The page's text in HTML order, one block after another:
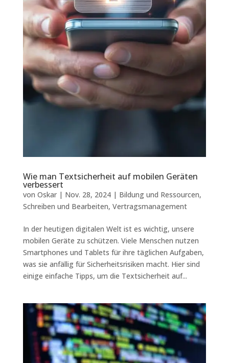
Wie man Textsicherheit auf mobilen Geräten
verbessert
von Oskar| Nov. 28, 2024| Bildung und Ressourcen,
Schreiben und Bearbeiten, Vertragsmanagement
In der heutigen digitalen Welt ist es wichtig, unsere
mobilen Geräte zu schützen. Viele Menschen nutzen
Smartphones und Tablets für ihre täglichen Aufgaben,
was sie anfällig für Sicherheitsrisiken macht. Hier sind
einige einfache Tipps, um die Textsicherheit auf...